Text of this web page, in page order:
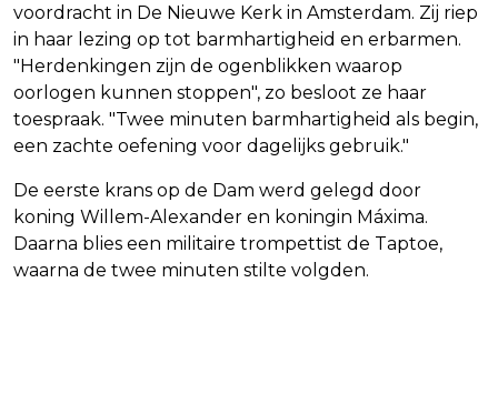
voordracht in De Nieuwe Kerk in Amsterdam. Zij riep
in haar lezing op tot barmhartigheid en erbarmen.
"Herdenkingen zijn de ogenblikken waarop
oorlogen kunnen stoppen", zo besloot ze haar
toespraak. "Twee minuten barmhartigheid als begin,
een zachte oefening voor dagelijks gebruik."
De eerste krans op de Dam werd gelegd door
koning Willem-Alexander en koningin Máxima.
Daarna blies een militaire trompettist de Taptoe,
waarna de twee minuten stilte volgden.